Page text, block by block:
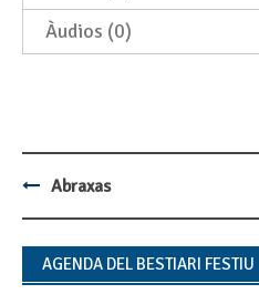
Àudios (0)
Post
navigation
Abraxas
AGENDA DEL BESTIARI FESTIU